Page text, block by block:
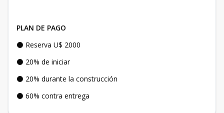
PLAN DE PAGO
⚫ Reserva U$ 2000
⚫ 20% de iniciar
⚫ 20% durante la construcción
⚫ 60% contra entrega